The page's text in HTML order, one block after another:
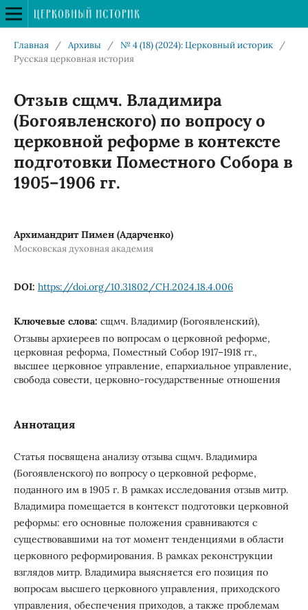
Главная / Архивы / № 4 (18) (2024): Церковный историк
/
Русская церковная история
Отзыв сщмч. Владимира
(Богоявленского) по вопросу о
церковной реформе в контексте
подготовки Поместного Собора в
1905–1906 гг.
Архимандрит Пимен (Адарченко)
Московская духовная академия
DOI: https://doi.org/10.31802/CH.2024.18.4.006
Ключевые слова: сщмч. Владимир (Богоявленский),
Отзывы архиереев по вопросам о церковной реформе,
церковная реформа, Поместный Собор 1917–1918 гг.,
высшее церковное управление, епархиальное управление,
свобода совести, церковно-государственные отношения
Аннотация
Статья посвящена анализу отзыва сщмч. Владимира
(Богоявленского) по вопросу о церковной реформе,
поданного им в 1905 г. В рамках исследования отзыв митр.
Владимира помещается в контекст подготовки церковной
реформы: его основные положения сравниваются с
существовавшими на тот момент тенденциями в области
церковного реформирования. В рамках реконструкции
взглядов митр. Владимира выясняется его позиция по
вопросам высшего церковного управления, приходского
управления, обеспечения приходов, а также проблемам